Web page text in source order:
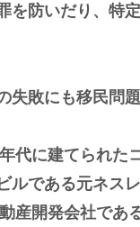
を防いだり、特
敗にも移民問
代に建てられた
ルである元ネス
産開発会社であ